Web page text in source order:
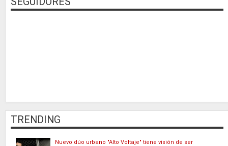
TRENDING
Nuevo dúo urbano "Alto Voltaje" tiene visión de ser